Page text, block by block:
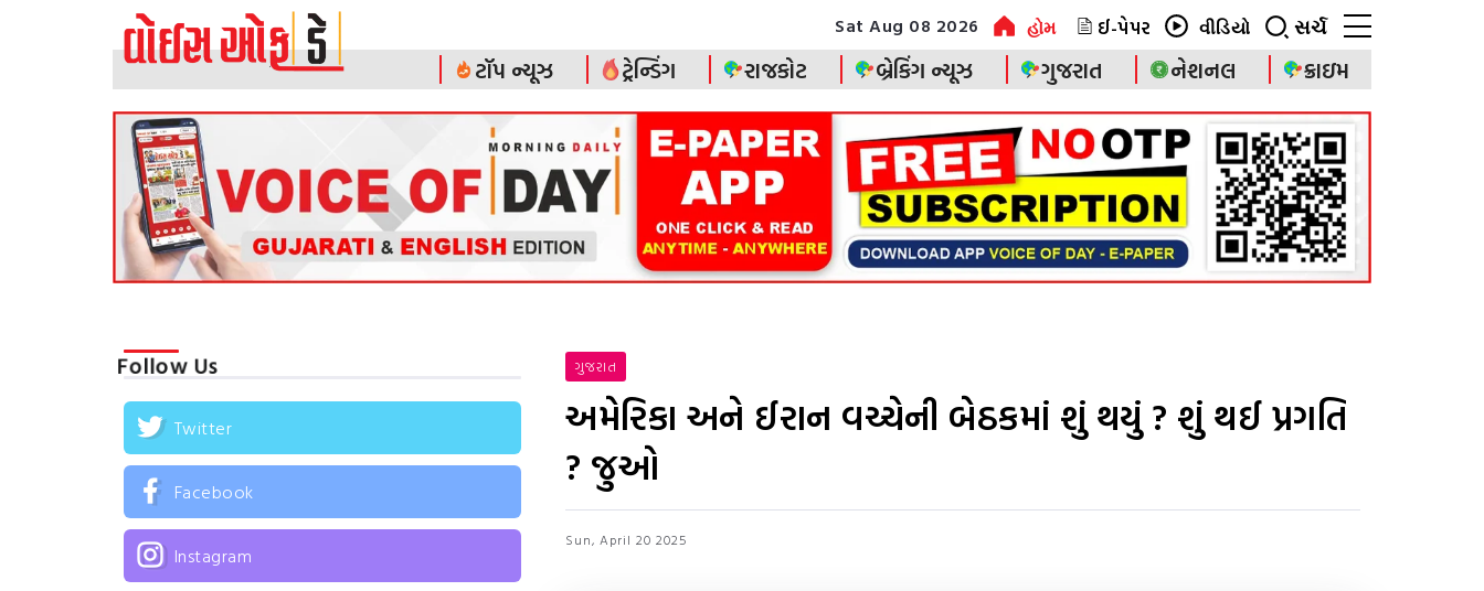
Sat Aug 08 2026 હોમ ઈ-પેપર વીડિયો સર્ચ
ટૉપ ન્યૂઝ ટ્રેન્ડિંગ રાજકોટ બ્રેકિંગ ન્યૂઝ ગુજરાત નેશનલ ક્રાઇમ
ગુજરાત
અમેરિકા અને ઈરાન વચ્ચેની બેઠકમાં શું થયું ? શું થઈ પ્રગતિ
? જુઓ
Sun, April 20 2025
Follow Us
Twitter
Facebook
Instagram